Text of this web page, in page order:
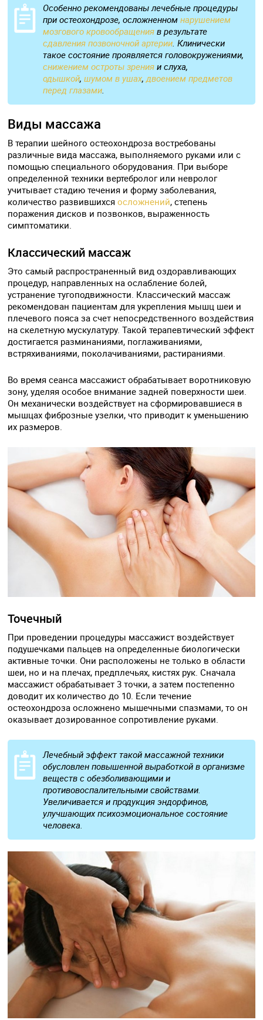
Особенно рекомендованы лечебные процедуры
при остеохондрозе, осложненномнарушением
мозгового кровообращения в результате
сдавления позвоночной артерии . Клинически
такое состояние проявляется головокружениями,
снижением остроты зрения и слуха,
одышкой,шумом в ушах,двоением предметов
перед глазами
Виды массажа
В терапии шейного остеохондроза востребованы
различные вида массажа, выполняемого руками или с
помощью специального оборудования. При выборе
определенной техники вертебролог или невролог
учитывает стадию течения и форму заболевания,
количество развившихсяосложнений, степень
поражения дисков и позвонков, выраженность
симптоматики.
Классический массаж
Это самый распространенный вид оздоравливающих
процедур, направленных на ослабление болей,
устранение тугоподвижности. Классический массаж
рекомендован пациентам для укрепления мышц шеи и
плечевого пояса за счет непосредственного воздействия
на скелетную мускулатуру. Такой терапевтический эффект
достигается разминаниями, поглаживаниями,
встряхиваниями, поколачиваниями, растираниями.
Во время сеанса массажист обрабатывает воротниковую
зону, уделяя особое внимание задней поверхности шеи.
Он механически воздействует на сформировавшиеся в
мышцах фиброзные узелки, что приводит к уменьшению
их размеров.
Точечный
При проведении процедуры массажист воздействует
подушечками пальцев на определенные биологически
активные точки. Они расположены не только в области
шеи, но и на плечах, предплечьях, кистях рук. Сначала
массажист обрабатывает 3 точки, а затем постепенно
доводит их количество до 10. Если течение
остеохондроза осложнено мышечными спазмами, то он
оказывает дозированное сопротивление руками.
Лечебный эффект такой массажной техники
обусловлен повышенной выработкой в организме
веществ с обезболивающими и
противовоспалительными свойствами.
Увеличивается и продукция эндорфинов,
улучшающих психоэмоциональное состояние
человека.